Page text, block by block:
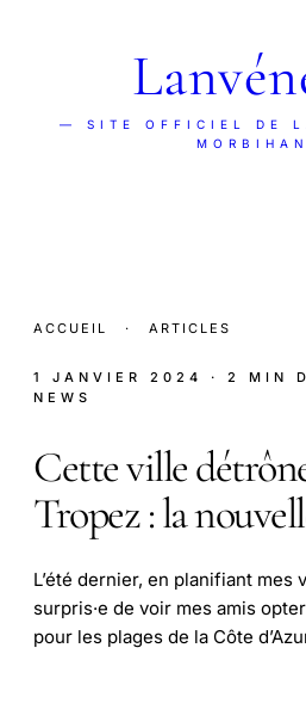
— SITE OFFICIEL DE
ACCUEIL · ARTICLES
1 JANVIER 2024 · 2 MIN
NEWS
Cette ville
Tropez : la
L’été dernier, en planifiant mes
surpris·e de voir mes amis
pour les plages de la Côte